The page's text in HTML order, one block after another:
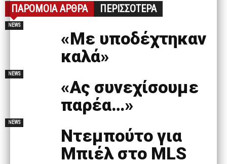
ΠΑΡΟΜΟΙΑ ΑΡΘΡΑ ΠΕΡΙΣΣΟΤΕΡΑ
NEWS
«Με υποδέχτηκαν
καλά»
NEWS
«Ας συνεχίσουμε
παρέα…»
NEWS
Ντεμπούτο για
Μπιέλ στο MLS